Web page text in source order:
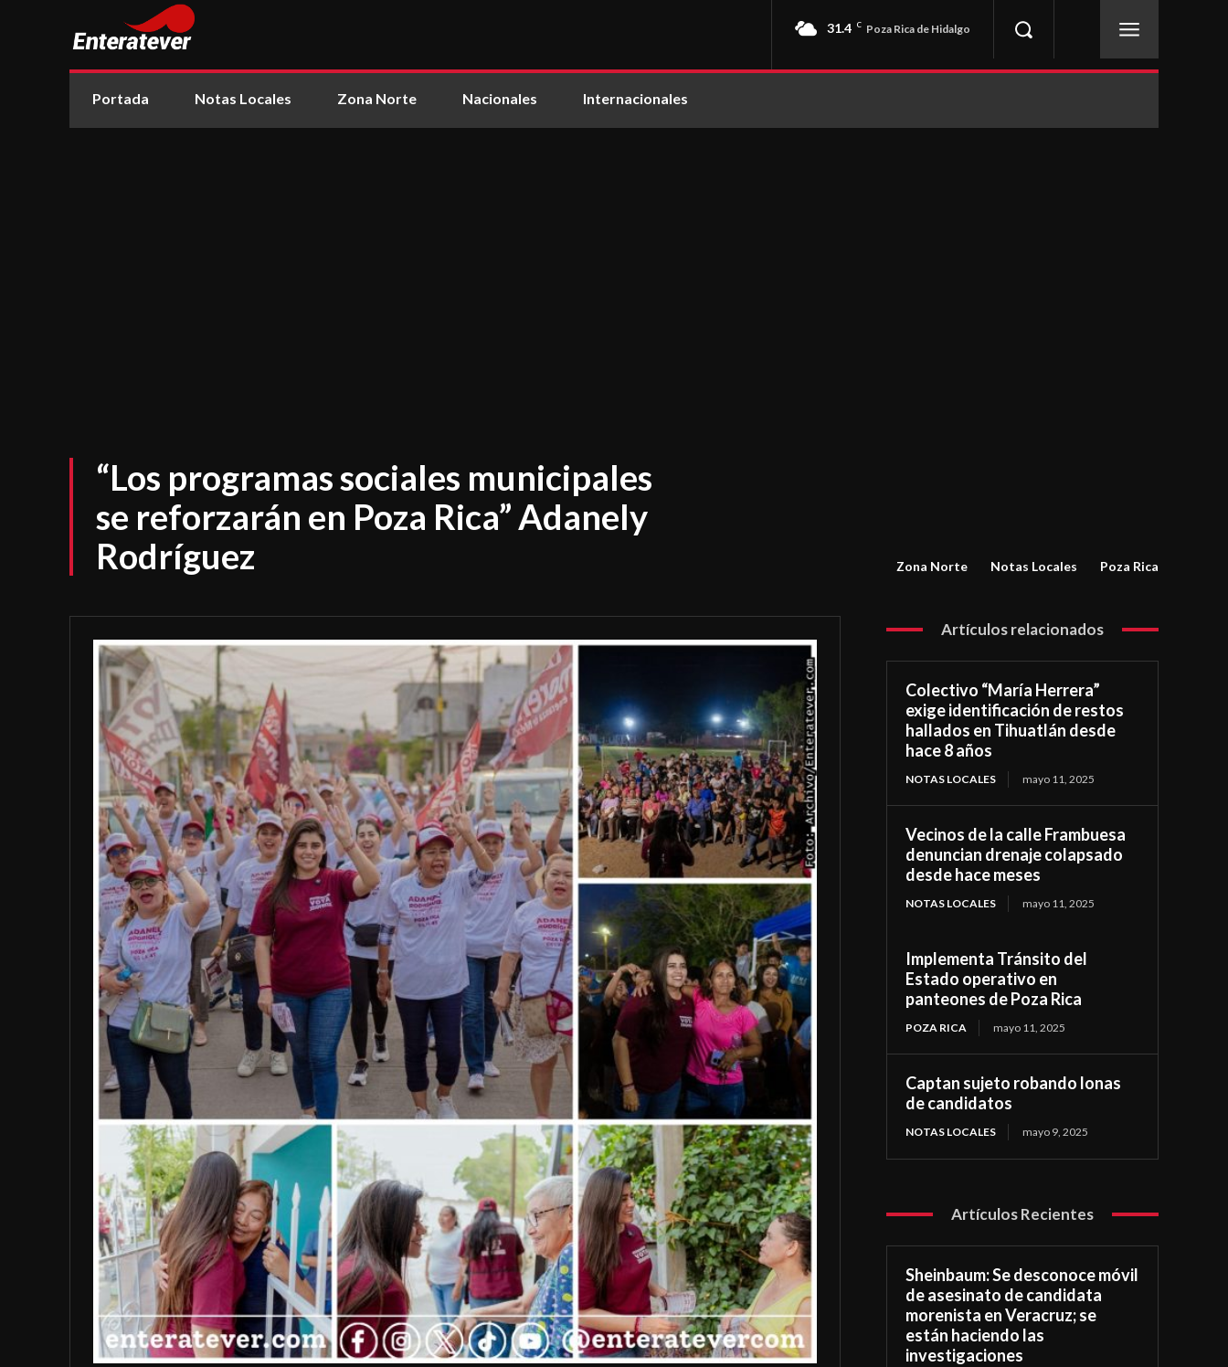
31.4 C Poza Rica de Hidalgo
Portada Notas Locales Zona Norte Nacionales Internacionales
“Los programas sociales municipales
se reforzarán en Poza Rica” Adanely
Rodríguez
Zona Norte Notas Locales Poza Rica
Artículos relacionados
Colectivo “María Herrera”
exige identificación de restos
hallados en Tihuatlán desde
hace 8 años
NOTAS LOCALES mayo 11, 2025
Vecinos de la calle Frambuesa
denuncian drenaje colapsado
desde hace meses
NOTAS LOCALES mayo 11, 2025
Implementa Tránsito del
Estado operativo en
panteones de Poza Rica
POZA RICA mayo 11, 2025
Captan sujeto robando lonas
de candidatos
NOTAS LOCALES mayo 9, 2025
Artículos Recientes
Sheinbaum: Se desconoce móvil
de asesinato de candidata
morenista en Veracruz; se
están haciendo las
investigaciones